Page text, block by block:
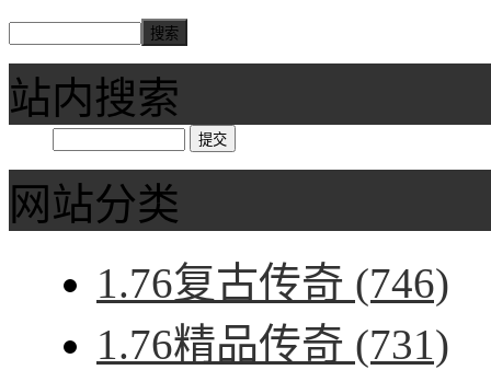
站内搜索
网站分类
1.76复古传奇 (746)
1.76精品传奇 (731)